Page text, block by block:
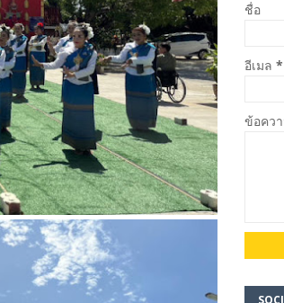
ชื่อ
อีเมล *
ข้อคว